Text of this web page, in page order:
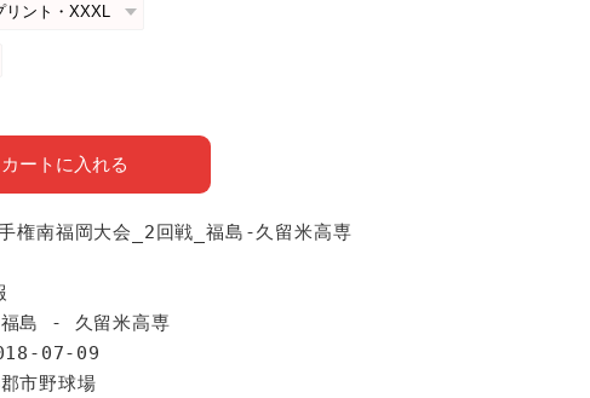
カートに入れる
権南福岡大会_2回戦_福島-久留米高専
島 - 久留米高専
07-09
市野球場